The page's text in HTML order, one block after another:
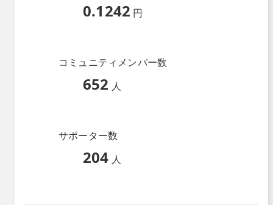
0.1242 円
コミュニティメンバー数
652 人
サポーター数
204 人